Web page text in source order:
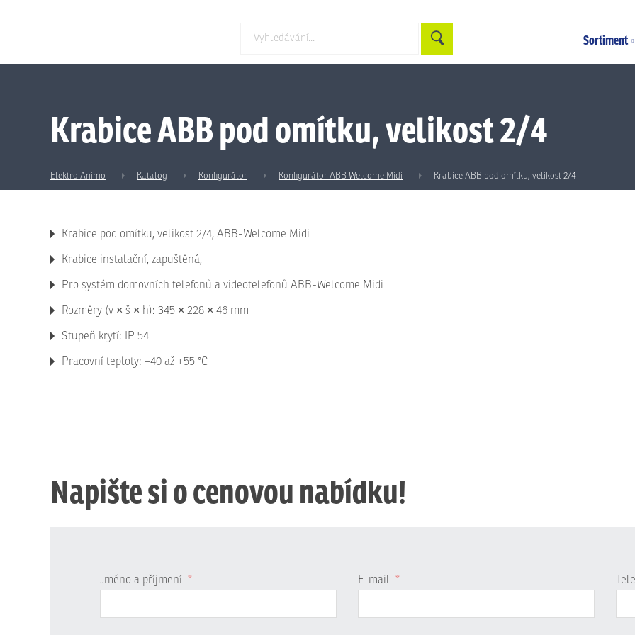
Hledat Sortiment
Krabice ABB pod omítku, velikost 2/4
Elektro Animo Katalog Konfigurátor Konfigurátor ABB Welcome Midi Krabice ABB pod omítku, velikost 2/4
Krabice pod omítku, velikost 2/4, ABB-Welcome Midi
Krabice instalační, zapuštěná,
Pro systém domovních telefonů a videotelefonů ABB-Welcome Midi
Rozměry (v × š × h): 345 × 228 × 46 mm
Stupeň krytí: IP 54
Pracovní teploty: –40 až +55 °C
Napište si o cenovou nabídku!
Jméno a příjmení * E-mail *